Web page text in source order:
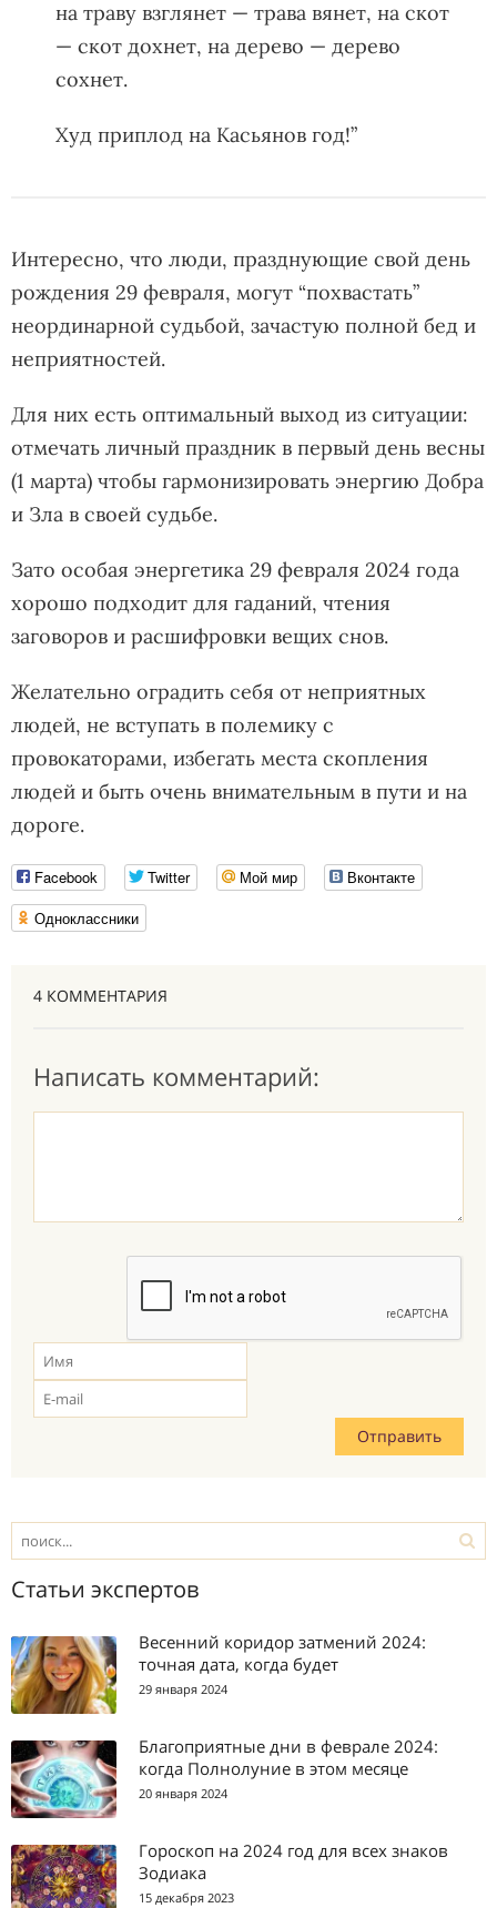
на траву взглянет — трава вянет, на скот
— скот дохнет, на дерево — дерево
сохнет.
Худ приплод на Касьянов год!”
Интересно, что люди, празднующие свой день
рождения 29 февраля, могут “похвастать”
неординарной судьбой, зачастую полной бед и
неприятностей.
Для них есть оптимальный выход из ситуации:
отмечать личный праздник в первый день весны
(1 марта) чтобы гармонизировать энергию Добра
и Зла в своей судьбе.
Зато особая энергетика 29 февраля 2024 года
хорошо подходит для гаданий, чтения
заговоров и расшифровки вещих снов.
Желательно оградить себя от неприятных
людей, не вступать в полемику с
провокаторами, избегать места скопления
людей и быть очень внимательным в пути и на
дороге.
Facebook Twitter Мой мир
Вконтакте
Одноклассники
4 КОММЕНТАРИЯ
Написать комментарий:
Статьи экспертов
Весенний коридор затмений 2024:
точная дата, когда будет
29 января 2024
Благоприятные дни в феврале 2024:
когда Полнолуние в этом месяце
20 января 2024
Гороскоп на 2024 год для всех знаков
Зодиака
15 декабря 2023